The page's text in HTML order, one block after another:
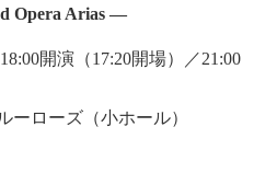
Opera Arias —
開演（17:20開場）／21:00
ーローズ（小ホール）